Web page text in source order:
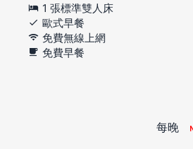
1 張標準雙人床
歐式早餐
免費無線上網
免費早餐
每晚